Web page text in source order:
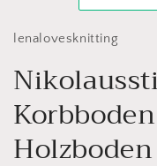
lenalovesknitting